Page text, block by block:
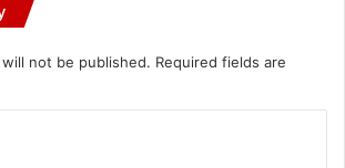
not be published. Required fields are